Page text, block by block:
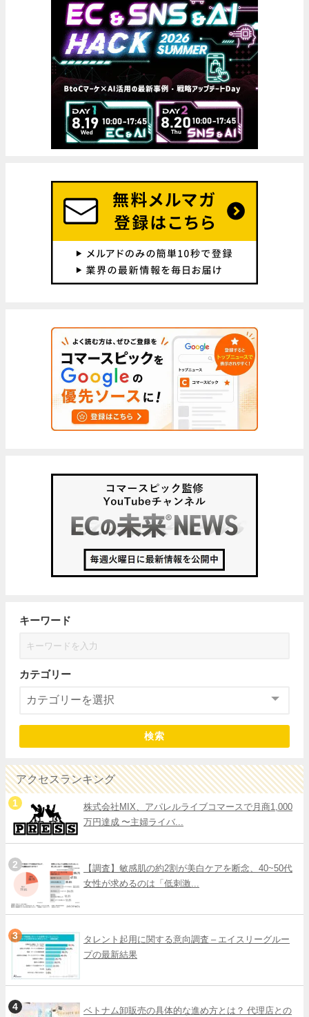
キーワード
カテゴリー
検索
アクセスランキング
株式会社MIX、アパレルライブコマースで月商1,000
万円達成 〜主婦ライバ...
【調査】敏感肌の約2割が美白ケアを断念、40~50代
女性が求めるのは「低刺激...
タレント起用に関する意向調査 – エイスリーグルー
プの最新結果
ベトナム卸販売の具体的な進め方とは？ 代理店との